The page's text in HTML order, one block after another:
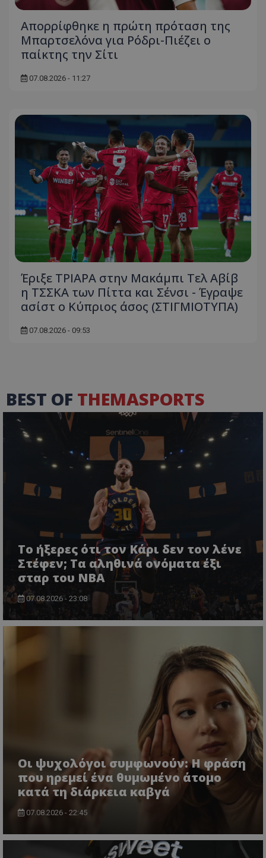
Απορρίφθηκε η πρώτη πρόταση της
Μπαρτσελόνα για Ρόδρι-Πιέζει ο
παίκτης την Σίτι
07.08.2026 - 11:27
Έριξε ΤΡΙΑΡΑ στην Μακάμπι Τελ Αβίβ
η ΤΣΣΚΑ των Πίττα και Σένσι - Έγραψε
ασίστ ο Κύπριος άσος (ΣΤΙΓΜΙΟΤΥΠΑ)
07.08.2026 - 09:53
BEST OF THEMASPORTS
Το ήξερες ότι τον Κάρι δεν τον λένε
Στέφεν; Τα αληθινά ονόματα έξι
σταρ του NBA
07.08.2026 - 23:08
Οι ψυχολόγοι συμφωνούν: Η φράση
που ηρεμεί ένα θυμωμένο άτομο
κατά τη διάρκεια καβγά
07.08.2026 - 22:45